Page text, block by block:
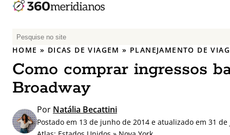
P
e
q
u
i
a
r
HOME » DICAS DE VIAGEM » PLANEJAMENTO DE
Como comprar ingressos
Broadway
Por Natália Becattini
Postado em 13 de junho de 2014 e atualizado em 31